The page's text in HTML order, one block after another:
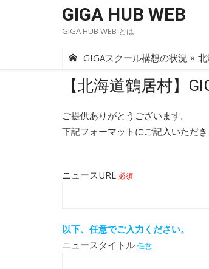
GIGA HUB WEB
GIGA HUB WEB とは
GIGAスクール構想の状況 »
【北海道鶴居村】
ご提供ありがとうございます。
下記フォーマットにご記入いただ
ニュースURL 必須
以下、任意でご入力ください。
ニュースタイトル 任意